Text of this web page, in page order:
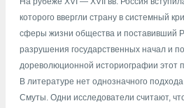
которого ввергли страну в системный
сферы жизни общества и поставивший
разрушения государственных начал и
дореволюционной историографии этот
В литературе нет однозначного
Смуты. Одни исследователи считают,